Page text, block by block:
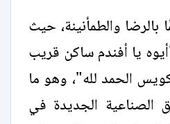
بالرضا والطمأنينة، حيث
يا أفندم ساكن قريب
الحمد لله"، وهو ما
الصناعية الجديدة في